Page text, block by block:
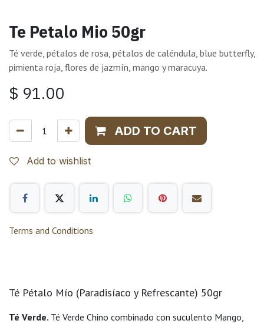
Te Petalo Mio 50gr
Té verde, pétalos de rosa, pétalos de caléndula, blue butterfly,
pimienta roja, flores de jazmín, mango y maracuya.
$ 91.00
ADD TO CART
Add to wishlist
Terms and Conditions
Té Pétalo Mío (Paradisíaco y Refrescante) 50gr
Té Verde. Té Verde Chino combinado con suculento Mango,